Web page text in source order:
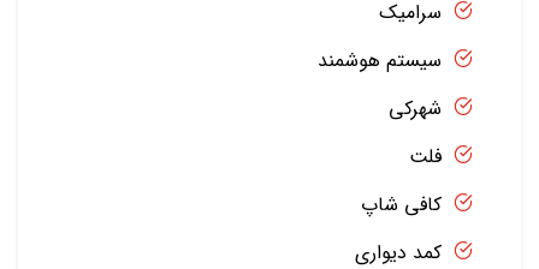
سرامیک
سیستم هوشمند
شهرکی
فلت
کافی شاپ
کمد دیواری